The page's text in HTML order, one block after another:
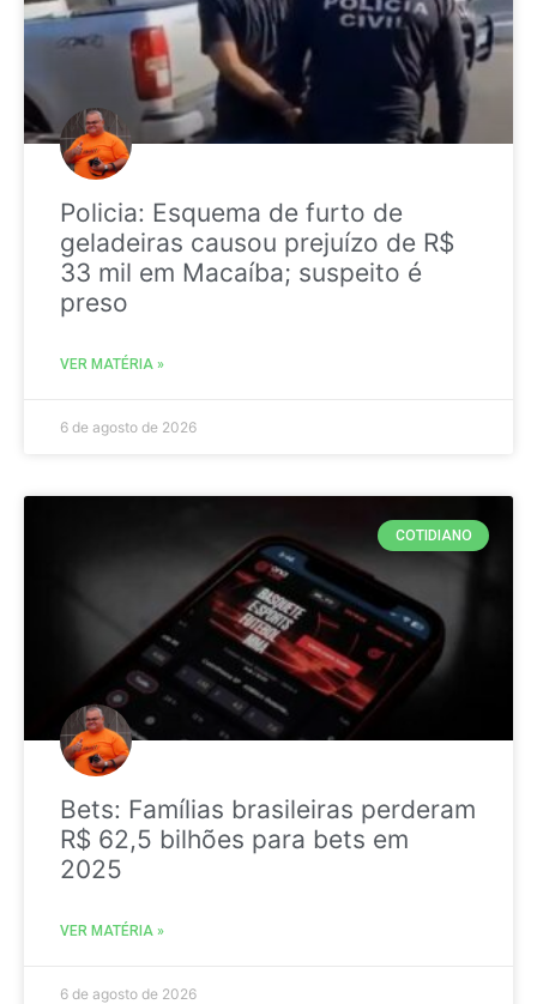
Policia: Esquema de furto de
geladeiras causou prejuízo de R$
33 mil em Macaíba; suspeito é
preso
VER MATÉRIA »
6 de agosto de 2026
COTIDIANO
Bets: Famílias brasileiras perderam
R$ 62,5 bilhões para bets em
2025
VER MATÉRIA »
6 de agosto de 2026